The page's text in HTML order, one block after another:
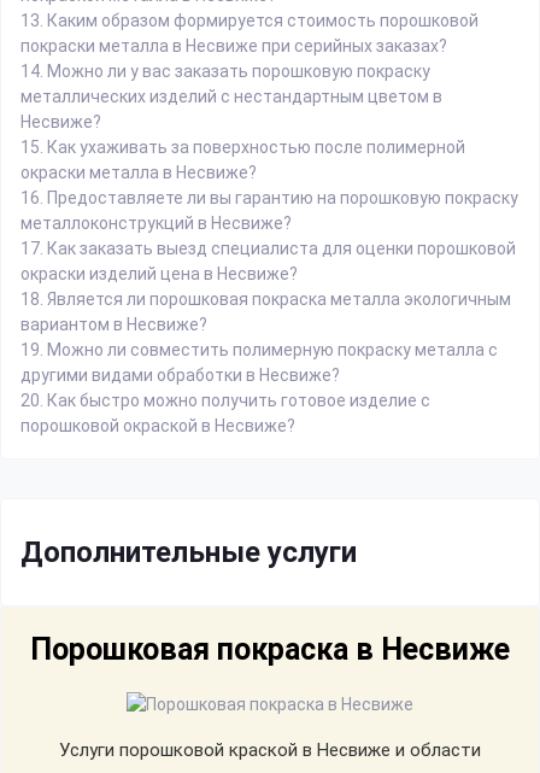
13. Каким образом формируется стоимость порошковой
покраски металла в Несвиже при серийных заказах?
14. Можно ли у вас заказать порошковую покраску
металлических изделий с нестандартным цветом в
Несвиже?
15. Как ухаживать за поверхностью после полимерной
окраски металла в Несвиже?
16. Предоставляете ли вы гарантию на порошковую покраску
металлоконструкций в Несвиже?
17. Как заказать выезд специалиста для оценки порошковой
окраски изделий цена в Несвиже?
18. Является ли порошковая покраска металла экологичным
вариантом в Несвиже?
19. Можно ли совместить полимерную покраску металла с
другими видами обработки в Несвиже?
20. Как быстро можно получить готовое изделие с
порошковой окраской в Несвиже?
Дополнительные услуги
Порошковая покраска в Несвиже
Услуги порошковой краской в Несвиже и области